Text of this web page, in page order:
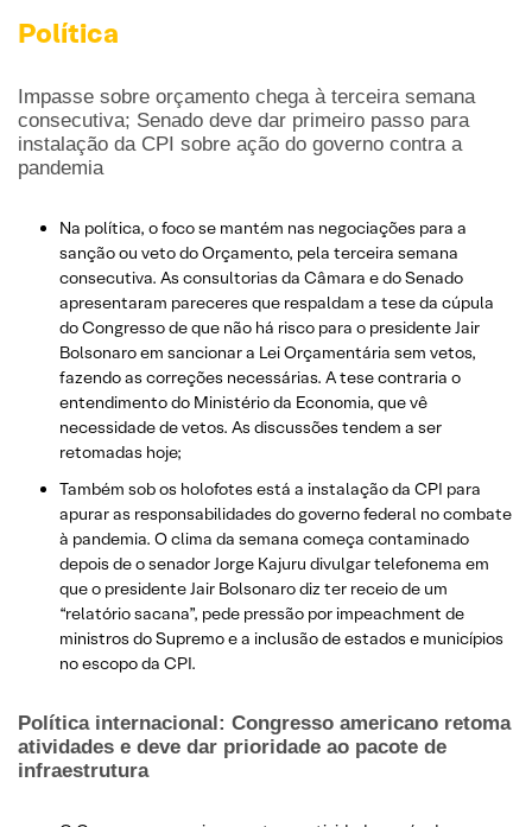
Política
Impasse sobre orçamento chega à terceira semana
consecutiva; Senado deve dar primeiro passo para
instalação da CPI sobre ação do governo contra a
pandemia
Na política, o foco se mantém nas negociações para a
sanção ou veto do Orçamento, pela terceira semana
consecutiva. As consultorias da Câmara e do Senado
apresentaram pareceres que respaldam a tese da cúpula
do Congresso de que não há risco para o presidente Jair
Bolsonaro em sancionar a Lei Orçamentária sem vetos,
fazendo as correções necessárias. A tese contraria o
entendimento do Ministério da Economia, que vê
necessidade de vetos. As discussões tendem a ser
retomadas hoje;
Também sob os holofotes está a instalação da CPI para
apurar as responsabilidades do governo federal no combate
à pandemia. O clima da semana começa contaminado
depois de o senador Jorge Kajuru divulgar telefonema em
que o presidente Jair Bolsonaro diz ter receio de um
“relatório sacana”, pede pressão por impeachment de
ministros do Supremo e a inclusão de estados e municípios
no escopo da CPI.
Política internacional: Congresso americano retoma
atividades e deve dar prioridade ao pacote de
infraestrutura